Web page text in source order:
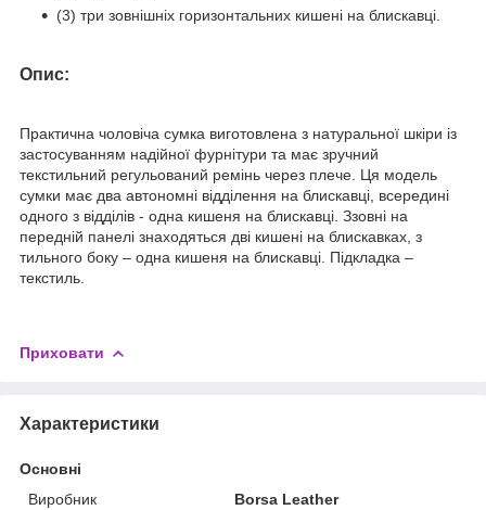
(3) три зовнішніх горизонтальних кишені на блискавці.
Опис:
Практична чоловіча сумка виготовлена з натуральної шкіри із
застосуванням надійної фурнітури та має зручний
текстильний регульований ремінь через плече. Ця модель
сумки має два автономні відділення на блискавці, всередині
одного з відділів - одна кишеня на блискавці. Ззовні на
передній панелі знаходяться дві кишені на блискавках, з
тильного боку – одна кишеня на блискавці. Підкладка –
текстиль.
Приховати
Характеристики
Основні
Виробник
Borsa Leather